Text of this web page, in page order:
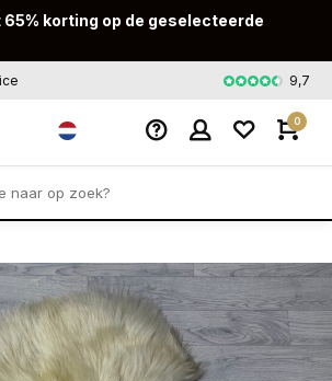
korting op de geselecteerde
Snelle9,7
0